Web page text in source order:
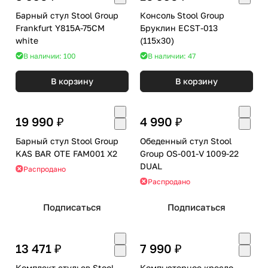
Барный стул Stool Group
Frankfurt Y815A-75CM
white
В наличии: 100
В корзину
Консоль Stool Group
Бруклин ECST-013
(115x30)
В наличии: 47
В корзину
19 990 ₽
Барный стул Stool Group
KAS BAR OTE FAM001 X2
Распродано
Подписаться
4 990 ₽
Обеденный стул Stool
Group OS-001-V 1009-22
DUAL
Распродано
Подписаться
13 471 ₽ 7 990 ₽